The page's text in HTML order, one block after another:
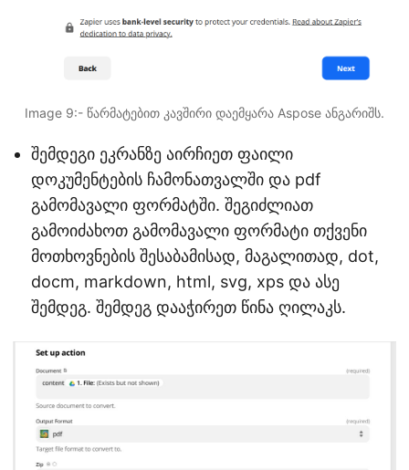
Image 9:- წარმატებით კავშირი დაემყარა Aspose ანგარიშს.
შემდეგი ეკრანზე აირჩიეთ ფაილი
დოკუმენტების ჩამონათვალში და pdf
გამომავალი ფორმატში. შეგიძლიათ
გამოიძახოთ გამომავალი ფორმატი თქვენი
მოთხოვნების შესაბამისად, მაგალითად, dot,
docm, markdown, html, svg, xps და ასე
შემდეგ. შემდეგ დააჭირეთ წინა ღილაკს.